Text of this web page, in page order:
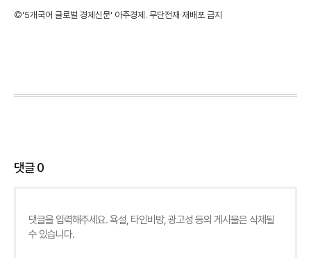
©'5개국어 글로벌 경제신문' 아주경제. 무단전재·재배포 금지
댓글0